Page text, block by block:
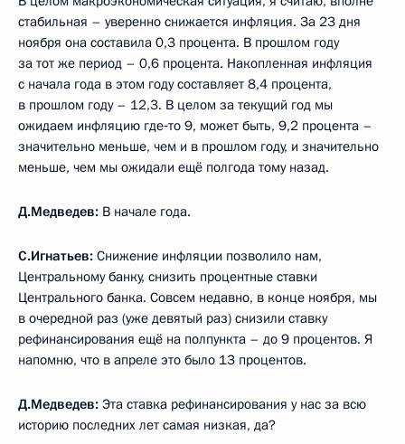
стабильная – уверенно снижается инфляция. За 23 дня
ноября она составила 0,3 процента. В прошлом году
за тот же период – 0,6 процента. Накопленная инфляция
с начала года в этом году составляет 8,4 процента,
в прошлом году – 12,3. В целом за текущий год мы
ожидаем инфляцию где‑то 9, может быть, 9,2 процента –
значительно меньше, чем и в прошлом году, и значительно
меньше, чем мы ожидали ещё полгода тому назад.
Д.Медведев: В начале года.
С.Игнатьев: Снижение инфляции позволило нам,
Центральному банку, снизить процентные ставки
Центрального банка. Совсем недавно, в конце ноября, мы
в очередной раз (уже девятый раз) снизили ставку
рефинансирования ещё на полпункта – до 9 процентов. Я
напомню, что в апреле это было 13 процентов.
Д.Медведев: Эта ставка рефинансирования у нас за всю
историю последних лет самая низкая, да?